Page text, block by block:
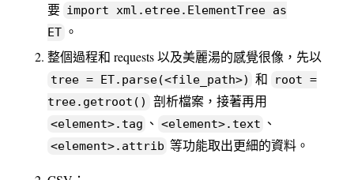
要 import xml.etree.ElementTree as
ET 。
整個過程和 requests 以及美麗湯的感覺很像，先以
tree = ET.parse(<file_path>) 和
root =
tree.getroot()
剖析檔案，接著再用
<element>.tag 、 <element>.text 、
<element>.attrib 等功能取出更細的資料。